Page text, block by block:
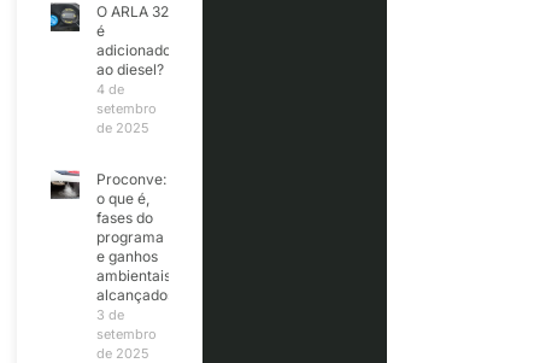
O ARLA 32
é
adicionado
ao diesel?
4 de
setembro
de 2025
Proconve:
o que é,
fases do
programa
e ganhos
ambientais
alcançados
3 de
setembro
de 2025